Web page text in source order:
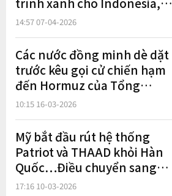
ký MOU với doanh nghiệp
địa phương
14:57 07-04-2026
Các nước đồng minh dè dặt
trước kêu gọi cử chiến hạm
đến Hormuz của Tổng
thống Trump
10:15 16-03-2026
Mỹ bắt đầu rút hệ thống
Patriot và THAAD khỏi Hàn
Quốc…Điều chuyển sang
Trung Đông
17:16 10-03-2026